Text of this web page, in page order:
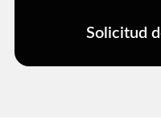
Solicitud